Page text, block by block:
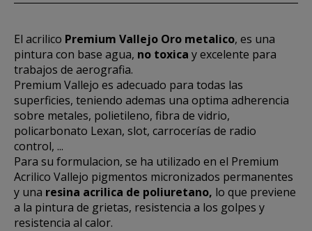
El acrilico Premium Vallejo Oro metalico, es una
pintura con base agua, no toxica y excelente para
trabajos de aerografia.
Premium Vallejo es adecuado para todas las
superficies, teniendo ademas una optima adherencia
sobre metales, polietileno, fibra de vidrio,
policarbonato Lexan, slot, carrocerías de radio
control, ...
Para su formulacion, se ha utilizado en el Premium
Acrilico Vallejo pigmentos micronizados permanentes
y una resina acrilica de poliuretano, lo que previene
a la pintura de grietas, resistencia a los golpes y
resistencia al calor.